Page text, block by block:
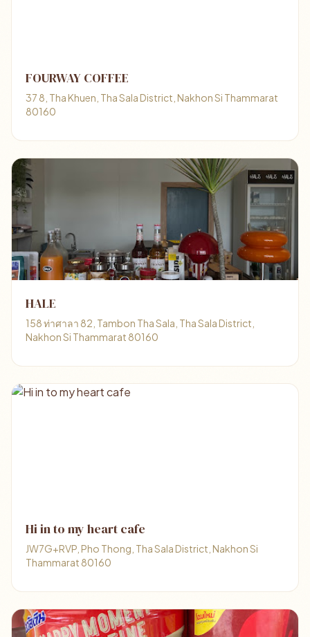
FOURWAY COFFEE
37 8, Tha Khuen, Tha Sala District, Nakhon Si Thammarat
80160
HALE
158 ท่าศาลา 82, Tambon Tha Sala, Tha Sala District,
Nakhon Si Thammarat 80160
Hi in to my heart cafe
JW7G+RVP, Pho Thong, Tha Sala District, Nakhon Si
Thammarat 80160